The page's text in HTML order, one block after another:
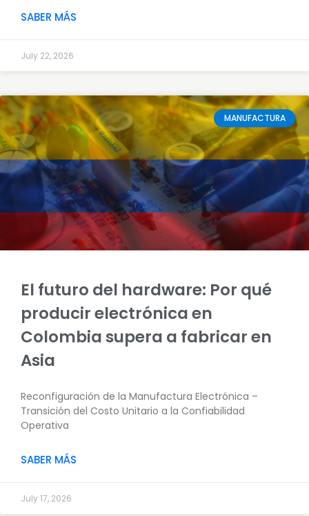
SABER MÁS
July 22, 2026
MANUFACTURA
El futuro del hardware: Por qué
producir electrónica en
Colombia supera a fabricar en
Asia
Reconfiguración de la Manufactura Electrónica –
Transición del Costo Unitario a la Confiabilidad
Operativa
SABER MÁS
July 17, 2026